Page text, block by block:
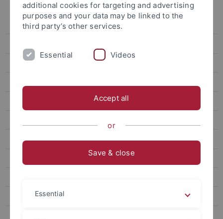
WS 2023/24
WS 2022/23
WS 2020/21
additional cookies for targeting and advertising
purposes and your data may be linked to the
third party’s other services.
Essential Videos
Accept all
or
Save & close
Essential